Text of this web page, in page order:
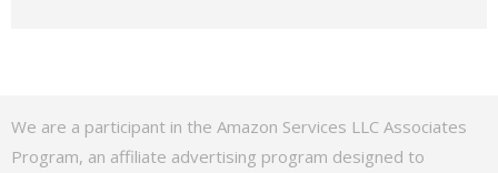
We are a participant in the Amazon Services LLC Associates
Program, an affiliate advertising program designed to